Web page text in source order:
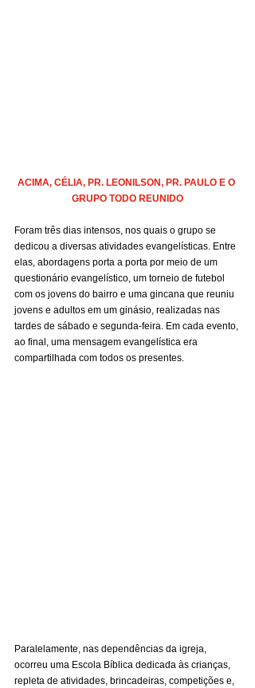
ACIMA, CÉLIA, PR. LEONILSON, PR. PAULO E O
GRUPO TODO REUNIDO
Foram três dias intensos, nos quais o grupo se
dedicou a diversas atividades evangelísticas. Entre
elas, abordagens porta a porta por meio de um
questionário evangelístico, um torneio de futebol
com os jovens do bairro e uma gincana que reuniu
jovens e adultos em um ginásio, realizadas nas
tardes de sábado e segunda-feira. Em cada evento,
ao final, uma mensagem evangelística era
compartilhada com todos os presentes.
Paralelamente, nas dependências da igreja,
ocorreu uma Escola Bíblica dedicada às crianças,
repleta de atividades, brincadeiras, competições e,